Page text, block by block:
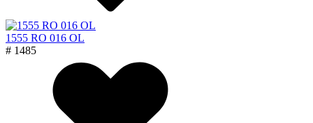
1555 RO 016 OL
# 1485